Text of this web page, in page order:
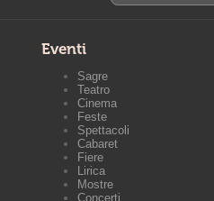
Eventi
Sagre
Teatro
Cinema
Feste
Spettacoli
Cabaret
Fiere
Lirica
Mostre
Concerti